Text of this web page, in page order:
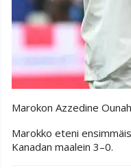
Marokon Azzedine
Marokko eteni
Kanadan maalein 3–0.